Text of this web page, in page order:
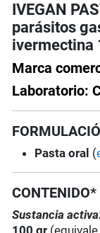
IVEGAN
parásitos
ivermectina
Marca
Laboratorio:
Pasta oral (
CONTENIDO*
Sustancia